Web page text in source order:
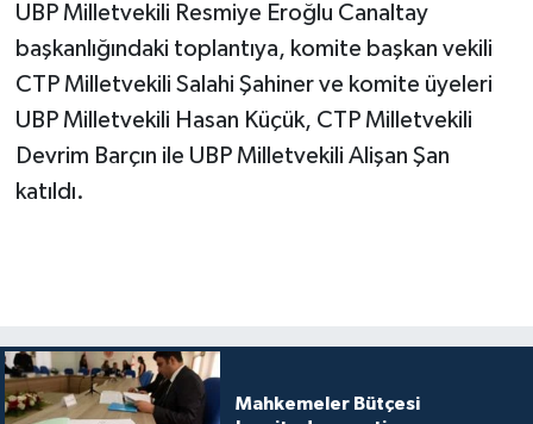
UBP Milletvekili Resmiye Eroğlu Canaltay
başkanlığındaki toplantıya, komite başkan vekili
CTP Milletvekili Salahi Şahiner ve komite üyeleri
UBP Milletvekili Hasan Küçük, CTP Milletvekili
Devrim Barçın ile UBP Milletvekili Alişan Şan
katıldı.
Mahkemeler Bütçesi